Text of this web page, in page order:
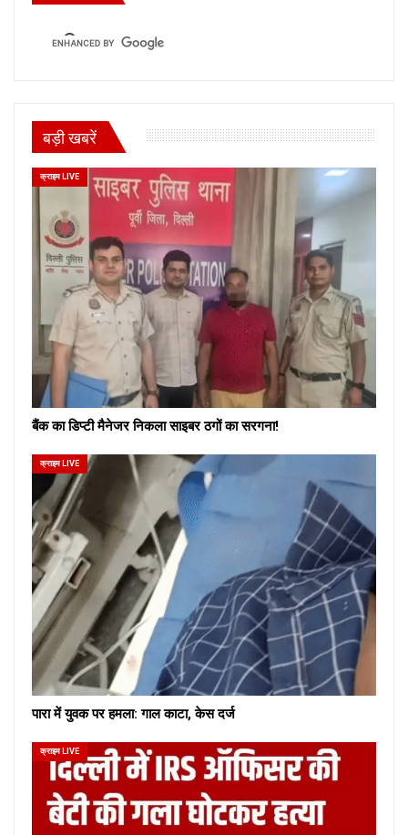
बड़ी खबरें
क्राइम LIVE
बैंक का डिप्टी मैनेजर निकला साइबर ठगों का सरगना!
क्राइम LIVE
पारा में युवक पर हमला: गाल काटा, केस दर्ज
क्राइम LIVE